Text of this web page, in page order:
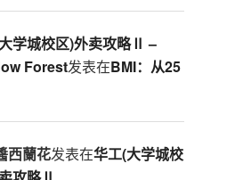
学城校区)外卖攻略Ⅱ –
Forest发表在BMI：从25
西蘭花发表在华工(大学城校